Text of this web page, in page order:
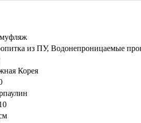
из ПУ, Водонепроницаемые
Корея